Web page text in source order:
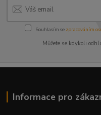
Souhlasím se zpracováním
Můžete se kdykoli
Informace pro